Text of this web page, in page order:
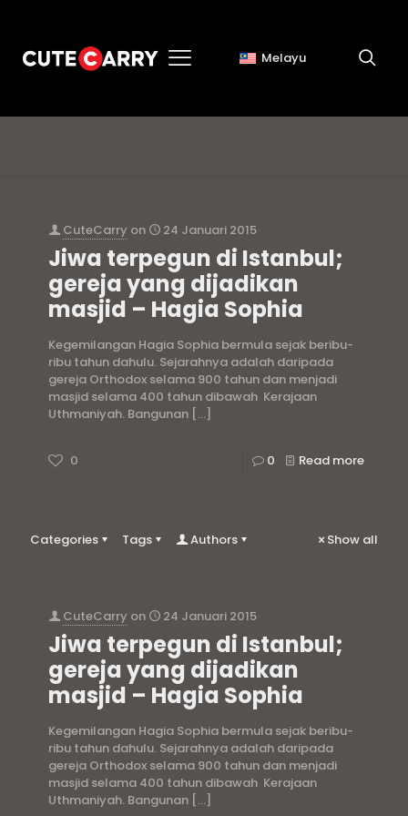
Melayu
CuteCarry on 24 Januari 2015
Jiwa terpegun di Istanbul;
gereja yang dijadikan
masjid – Hagia Sophia
Kegemilangan Hagia Sophia bermula sejak beribu-
ribu tahun dahulu. Sejarahnya adalah daripada
gereja Orthodox selama 900 tahun dan menjadi
masjid selama 400 tahun dibawah Kerajaan
Uthmaniyah. Bangunan […]
0 0 Read more
Categories Tags Authors Show all
CuteCarry on 24 Januari 2015
Jiwa terpegun di Istanbul;
gereja yang dijadikan
masjid – Hagia Sophia
Kegemilangan Hagia Sophia bermula sejak beribu-
ribu tahun dahulu. Sejarahnya adalah daripada
gereja Orthodox selama 900 tahun dan menjadi
masjid selama 400 tahun dibawah Kerajaan
Uthmaniyah. Bangunan […]